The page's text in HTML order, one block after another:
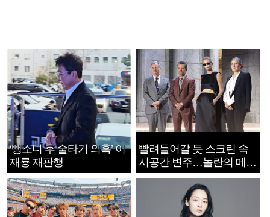
‘뺑소니 후 술타기 의혹’ 이
재룡 재판행
빨려들어갈 듯 스크린 속
시공간 변주…놀란의 메시
지는 ‘전쟁 속죄’